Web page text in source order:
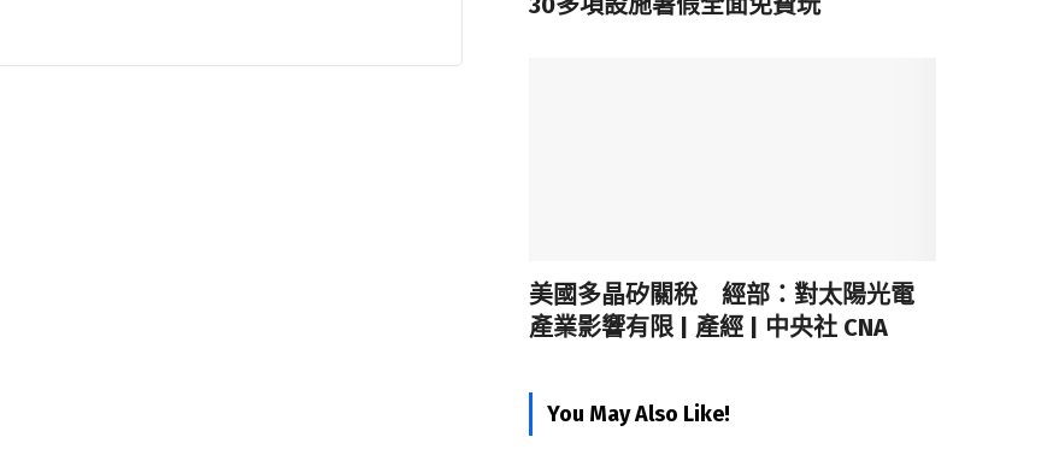
美國多晶矽關稅 經部：對太陽光電
產業影響有限 | 產經 | 中央社 CNA
You May Also Like!